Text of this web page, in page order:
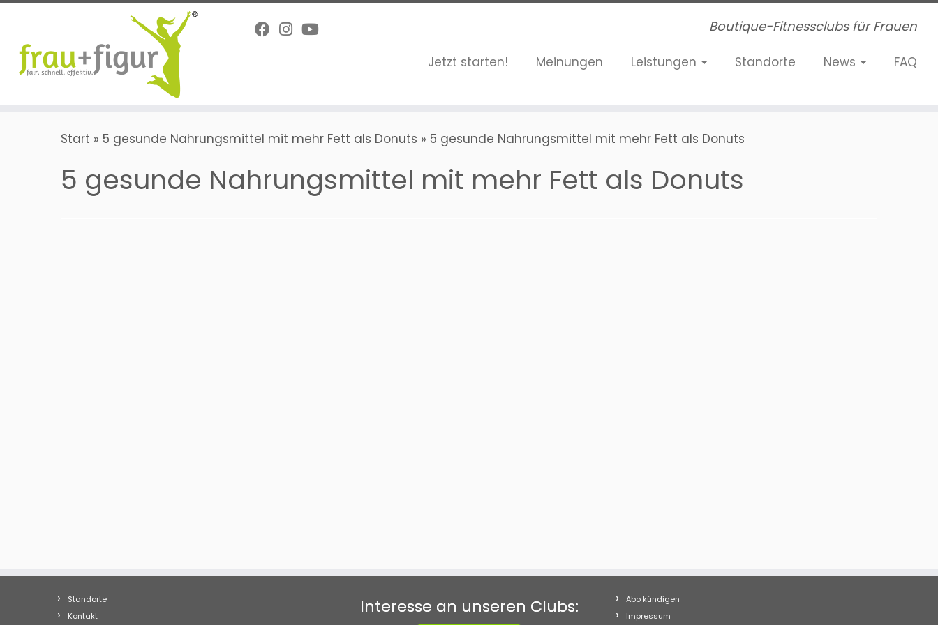
Zum
springen
Boutique-Fitnessclubs für Frauen
Jetzt starten! Meinungen Leistungen Standorte News FAQ
Start » 5 gesunde Nahrungsmittel mit mehr Fett als Donuts » 5 gesunde Nahrungsmittel mit mehr Fett als Donuts
5 gesunde Nahrungsmittel mit mehr Fett als Donuts
Standorte
Kontakt
Interesse an unseren Clubs:
Abo kündigen
Impressum